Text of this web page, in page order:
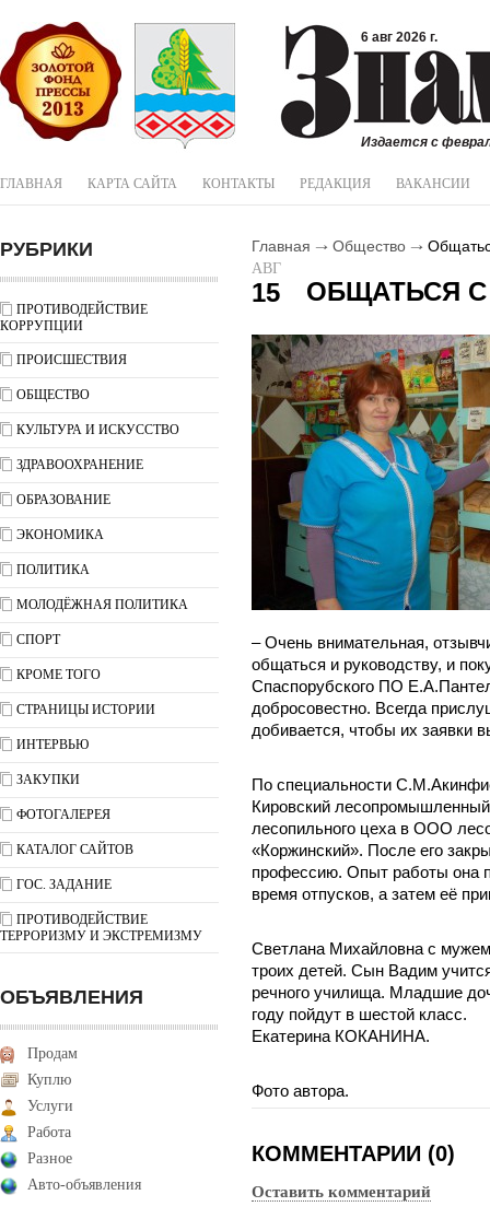
6 авг 2026 г.
Издается с
ГЛАВНАЯ КАРТА САЙТА КОНТАКТЫ РЕДАКЦИЯ ВАКАНСИИ
РУБРИКИ
ПРОТИВОДЕЙСТВИЕ
КОРРУПЦИИ
ПРОИСШЕСТВИЯ
ОБЩЕСТВО
КУЛЬТУРА И ИСКУССТВО
ЗДРАВООХРАНЕНИЕ
ОБРАЗОВАНИЕ
ЭКОНОМИКА
ПОЛИТИКА
МОЛОДЁЖНАЯ ПОЛИТИКА
СПОРТ
КРОМЕ ТОГО
СТРАНИЦЫ ИСТОРИИ
ИНТЕРВЬЮ
ЗАКУПКИ
ФОТОГАЛЕРЕЯ
КАТАЛОГ САЙТОВ
ГОС. ЗАДАНИЕ
ПРОТИВОДЕЙСТВИЕ
ТЕРРОРИЗМУ И ЭКСТРЕМИЗМУ
ОБЪЯВЛЕНИЯ
Продам
Куплю
Услуги
Работа
Разное
Авто-объявления
Главная Общество
АВГ
15 ОБЩАТЬСЯ С
– Очень внимательная,
общаться и руководству, и
Спаспорубского ПО
добросовестно. Всегда
добивается, чтобы их заявки
По специальности
Кировский
лесопильного цеха в ООО
«Коржинский». После его
профессию. Опыт работы она
время отпусков, а затем её
Светлана Михайловна с
троих детей. Сын Вадим
речного училища. Младшие
году пойдут в шестой класс.
Екатерина КОКАНИНА.
Фото автора.
КОММЕНТАРИИ (0)
Оставить комментарий